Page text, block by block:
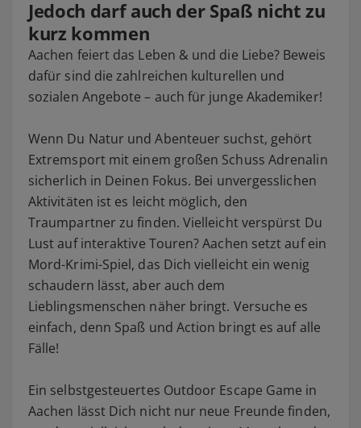
Jedoch darf auch der Spaß nicht zu
kurz kommen
Aachen feiert das Leben & und die Liebe? Beweis
dafür sind die zahlreichen kulturellen und
sozialen Angebote – auch für junge Akademiker!
Wenn Du Natur und Abenteuer suchst, gehört
Extremsport mit einem großen Schuss Adrenalin
sicherlich in Deinen Fokus. Bei unvergesslichen
Aktivitäten ist es leicht möglich, den
Traumpartner zu finden. Vielleicht verspürst Du
Lust auf interaktive Touren? Aachen setzt auf ein
Mord-Krimi-Spiel, das Dich vielleicht ein wenig
schaudern lässt, aber auch dem
Lieblingsmenschen näher bringt. Versuche es
einfach, denn Spaß und Action bringt es auf alle
Fälle!
Ein selbstgesteuertes Outdoor Escape Game in
Aachen lässt Dich nicht nur neue Freunde finden,